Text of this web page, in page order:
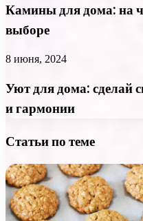
Камины для дома: на
выборе
8 июня, 2024
Уют для дома: сделай
и гармонии
Статьи по теме